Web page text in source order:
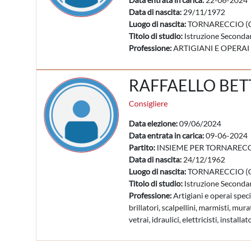
Data di nascita: 29/11/1972
Luogo di nascita:TORNARECCIO
Titolo di studio: Istruzione
Professione:ARTIGIANI E
RAFFAELLO
Consigliere
Data elezione:09/06/2024
Data entrata in carica:09-06-2024
Partito: INSIEME PER
Data di nascita: 24/12/1962
Luogo di nascita:TORNARECCIO
Titolo di studio: Istruzione
Professione:Artigiani e operai
brillatori, scalpellini, marmisti,
vetrai, idraulici, elettricisti,